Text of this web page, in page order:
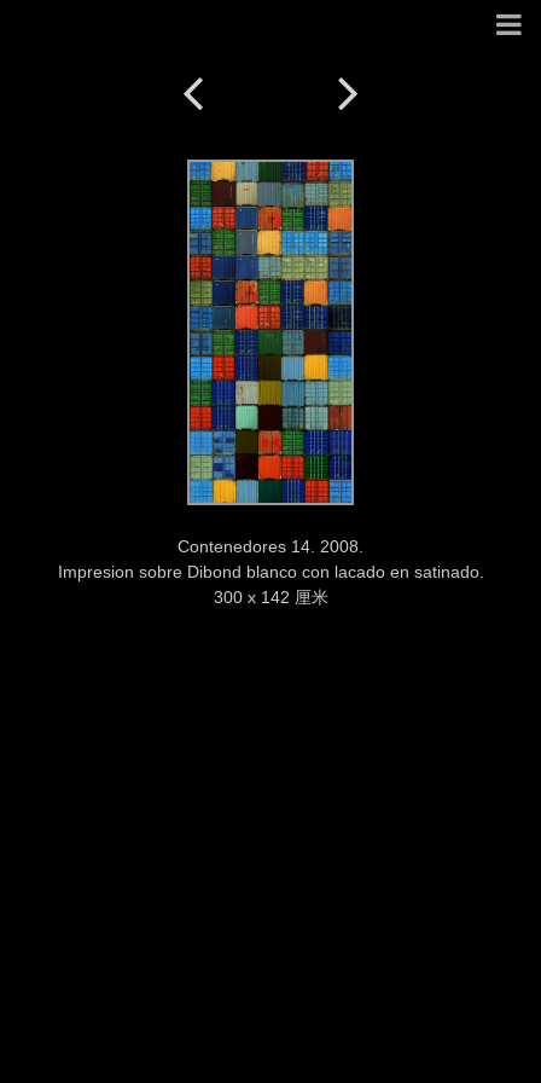
Contenedores 14. 2008.
Impresion sobre Dibond blanco con lacado en satinado.
300 x 142 厘米